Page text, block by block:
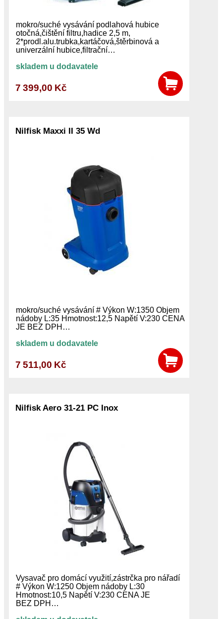
mokro/suché vysávání podlahová hubice
otočná,čištění filtru,hadice 2,5 m,
2*prodl.alu.trubka,kartáčová,štěrbinová a
univerzální hubice,filtrační…
skladem u dodavatele
7 399,00 Kč
Nilfisk Maxxi II 35 Wd
mokro/suché vysávání # Výkon W:1350 Objem
nádoby L:35 Hmotnost:12,5 Napětí V:230 CENA
JE BEZ DPH…
skladem u dodavatele
7 511,00 Kč
Nilfisk Aero 31-21 PC Inox
Vysavač pro domácí využití,zástrčka pro nářadí
# Výkon W:1250 Objem nádoby L:30
Hmotnost:10,5 Napětí V:230 CENA JE
BEZ DPH…